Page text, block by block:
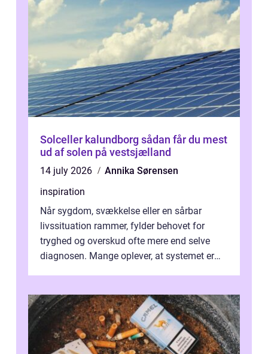
Solceller kalundborg sådan får du mest
ud af solen på vestsjælland
14 july 2026
Annika Sørensen
inspiration
Når sygdom, svækkelse eller en sårbar
livssituation rammer, fylder behovet for
tryghed og overskud ofte mere end selve
diagnosen. Mange oplever, at systemet er